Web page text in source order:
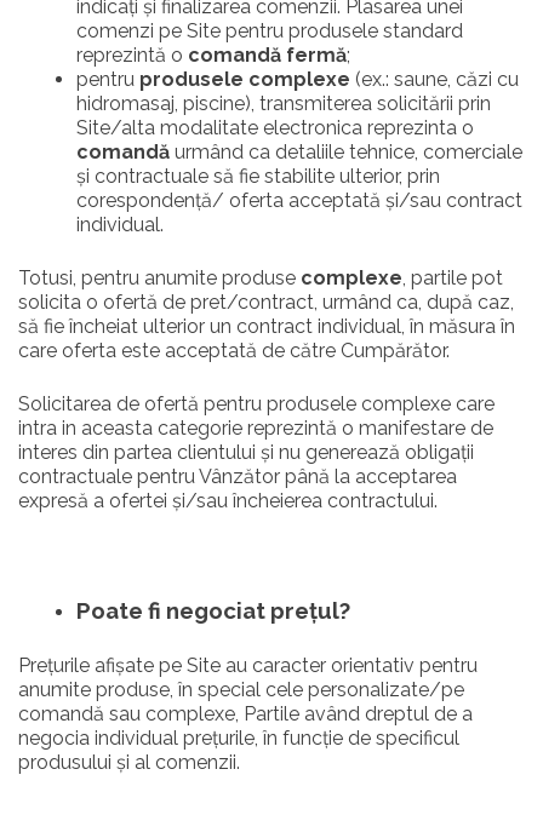
indicați și finalizarea comenzii. Plasarea unei
comenzi pe Site pentru produsele standard
reprezintă o comandă fermă;
pentru produsele complexe (ex.: saune, căzi cu
hidromasaj, piscine), transmiterea solicitării prin
Site/alta modalitate electronica reprezinta o
comandă urmând ca detaliile tehnice, comerciale
și contractuale să fie stabilite ulterior, prin
corespondență/ oferta acceptată și/sau contract
individual.
Totusi, pentru anumite produse complexe, partile pot
solicita o ofertă de pret/contract, urmând ca, după caz,
să fie încheiat ulterior un contract individual, în măsura în
care oferta este acceptată de către Cumpărător.
Solicitarea de ofertă pentru produsele complexe care
intra in aceasta categorie reprezintă o manifestare de
interes din partea clientului și nu generează obligații
contractuale pentru Vânzător până la acceptarea
expresă a ofertei și/sau încheierea contractului.
Poate fi negociat prețul?
Prețurile afișate pe Site au caracter orientativ pentru
anumite produse, în special cele personalizate/pe
comandă sau complexe, Partile având dreptul de a
negocia individual prețurile, în funcție de specificul
produsului și al comenzii.